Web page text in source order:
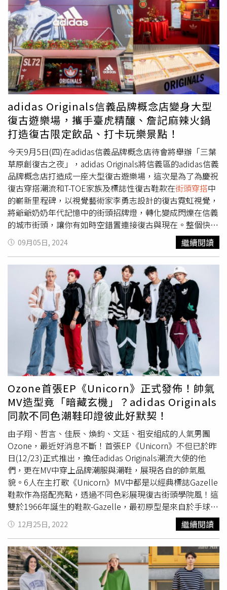
味。（圖／台北晶華酒店提供）另外位於台北晶華酒店B3
的「三燔本家」與北投晶泉丰旅館內的「三燔北投」日式鍋
物料理餐廳，即日起至9/30則推出「夏季限定－黃金檸檬
鍋」，將日本廣島盛行的檸檬涮涮鍋引進台灣。選用屏東小
農種植的「梅爾檸檬」搭配昆布鹽麴湯底，一新消費者的味
蕾。三燔本家以套餐方式提供口感鮮嫩的台灣放牧雞或油脂
甘甜的西班牙伊比利豬作為涮料，每人1,680元+10%起；三
燔北投則主打吃到飽，放牧雞腿肉及丹麥雪花豬肉無限量供
應，優惠價每人1,380元+10%起。點用一般鍋物加價299元
+10%，即可升級為黃金檸檬湯底。※飲酒過量，有害健
康，未滿18歲請勿飲酒
她以大框眼鏡和太陽眼鏡為造型亮點，完美對應 2025 春夏
眼鏡的兩大趨勢：「鮮明個人風格」與「包覆性大框」！潮
流示範：1.學院風 xMiuMiu粗框眼鏡在一套學院風格穿搭
中，Minnie 佩戴了一副 黑色粗大框眼鏡，搭配 白
色 Polo 衫 + 格紋襯衫，輕鬆詮釋 Preppy Chic 學院風，這
款眼鏡來自MiuMiu，其金屬點綴 讓整體造型更顯時髦！
（圖／取自Minnie ig）小編推薦相似款：(上)Oliver
Peoples太陽眼鏡#OV1354T 5035/23,050元，(下)Oliver
Peoples眼鏡 #OV5562U 1780/14,900元。（圖／品牌提
供）2.復古街頭風 x 玳瑁紋眼鏡另一套穿搭中，她選擇了一
副玳瑁紋寬框眼鏡，搭配Miu Miu 套裝，復古氛圍滿滿，這
款眼鏡正好呼應了2025 春夏「包覆性長方框」趨勢，為整
體造型增添一絲復古的韻味。（圖／取自Minnie ig）小編推
薦相似款：Prada太陽眼鏡PRB06SF 17N60B/16,500元。
（圖／取自Minnie ig、品牌提供）邊佑錫都會紳士風 x 俐落
小框眼鏡的高級感型男穿搭韓國新生代男神 邊佑錫，以超
模身材和貴公子氣質 受到粉絲喜愛，他的私服穿搭風格
以 簡約高級感、極簡風格 為主，這次他選擇了多款眼鏡與
太陽眼鏡搭配穿搭，完美展現 2025 春夏的「運動時尚」與
「細框設計」趨勢！潮流示範：1.金屬細邊墨鏡 x 街頭休閒
風邊佑錫戴上一副金屬細邊長邊框墨鏡，搭配灰色 T-shirt
+ 運動長褲，簡單卻不失型格，展現出低調奢華的運動時尚
風。（圖／取自邊佑錫 ig）2.無框眼鏡 x 灰黑色牛仔休閒裝
在另一組穿搭中，他選擇了 金屬無框眼鏡，搭配全黑牛仔
裝，休閒穿搭走在歐洲街頭，這款眼鏡正好符合 2025 春夏
眼鏡的「細框設計」趨勢，展現出優雅且時髦的氛圍。（圖
／取自邊佑錫 ig）小編推薦入手款：今年流行細框的眼鏡或
是太陽眼鏡，可以試試唷！Ray-Ban鏡款 #RB3757 /6,050
元；(下)Ray-Ban眼鏡 #RX6534 3188/5,700元。（圖／品牌
提供）aespa Karina甜美 x酷颯，用太陽眼鏡玩轉時尚作
為 aespa 的門面擔當，Karina 一直以來都是「高級感」與
「未來感」穿搭的代表，這次她在穿搭中搭配了 粉色透明
鏡框、貓眼設計與運動墨鏡，完美演繹 「多彩鏡款」與
「運動時尚」兩大流行趨勢。潮流示範：1.粉色透明眼
鏡 x 夢幻少女感Karina 佩戴 Prada 粉色透明大框眼鏡，搭
配 碎花雪紡洋裝，整體造型溫柔又充滿文藝氣息，這款眼
鏡的 透明鏡框設計 讓她的五官更顯精緻，也符合 「多彩鏡
款」的流行趨勢。（圖／取自KARINA ig）2.黑色運動墨
鏡 x 酷颯機場風在另一組穿搭中，Karina 選擇了 黑色運動
風墨鏡，搭配金屬首飾和搶眼未來感指尖，整體造型帥氣又
帶點未來感，讓人感受到前衛的 2025 春夏最時髦代表。
（圖／取自KARINA ig）小編推薦相似款：(上)Oakley太陽
眼鏡款 #OO9501/13,450元；(下)Oakley太陽眼鏡款
#OO9490/13,450元。（圖／品牌提供）3.萬年不敗戴帽琥
珀玳瑁紋款Karina街頭穿搭搭配超大框的玳瑁紋琥珀色款，
絕對是每幾年就回流行回來的經典款式，氣場強大又顯白，
真的是必收款！（圖／取自KARINA ig）其他推薦款式：寬
版的奇異博士款型也是今年流行的太陽眼鏡款，大家也可以
adidas Originals信義品牌概念店變身大型
復古遊樂場，攜手臺虎精釀、詹記麻辣火鍋
打造復古限定飲品、打卡玩樂景點！
今天9月5日(四)在adidas信義品牌概念店待會將舉辦「三葉
草原創復古之夜」，adidas Originals將信義區的adidas信義
品牌概念店打造成一座大型復古遊樂場，這次是為了為慶祝
復古穿搭潮流和T-TOE家族及標誌性復古鞋款在街頭穿搭中
的嶄新里程碑，以視覺藝術家李勇志設計的復古霓虹視覺，
將爺爺奶奶年代記憶中的街頭招牌燈，轉化變成閃爍在信義
的城市街頭，讓你有如時空錯置連接復古與現在。整個快閃
或棟將會一路持續到周日，粉絲們有空快來朝聖打卡。（圖
／品牌提供）一進入店內，會先看到三葉草時光與復古電視
機坐鎮入口，帶你進入時光隧道，矗立於店內中央的紅色布
幕大舞台，重現黃金年代的表演場景。（圖／品牌提供）因
應場景，adidas Originals三葉草原創復古之夜更攜手臺虎精
釀、詹記麻辣火鍋三方跨界，致敬新台潮！活動上adidas
Originals更邀請靈魂歌手9m88創作才子高爾宣OSN到場獻
唱並邀請DJ賴皮演出三人以音樂致敬美好年代。adidas
Originals也將復古浪潮延續台北信義整個週末從9月6日(五)
至9月8日(日)整個週末三葉草原創復古裝置將在信義威秀中
庭登場貫徹新世代街頭男女原創且獨一無二的穿搭靈魂一同
穿越時空進入復古黃金年代（圖／品牌提供）臺虎精釀限定
復古特調、記麻辣火鍋經典台式小點增添台味adidas
Originals因應新生代最愛的國民台潮美食，特別攜手時下年
輕世代最愛的兩大台式餐飲品牌臺虎精釀與詹記麻辣火鍋，
一同慶賀三葉草原創精神。 在 Instagram 查看這則貼文 從
Instagram 分享的貼文 新世代品飲文化的代表「臺虎精
釀」，不甘無聊的創意力注入，以好喝的酒說故事，在街頭
結交到朋友。延續8月份於臺虎信義店推出的adidas
Originals限定紅藍雙色特調，也於三葉草復古原創之夜登
場！而跨世代都喜愛的「詹記麻辣火鍋」，也將國人熱愛火
鍋美食的團聚文化帶至三葉草元創復古之夜上，以街頭小點
喚起大眾復刻回憶，包括標誌性雪寶小點與白菊烏梅狗汁，
清涼消暑展現濃濃的台式氣息，趕快來這，手握懷舊小點並
以三葉草復古穿搭，勢必成為街頭焦點，IG紅人！這次快閃
活動adidas Originals也推出多款三方聯名的精美限量抽獎小
禮，包含印有三葉草、臺虎精釀與詹記三方LOGO的啤酒對
杯，以及展現台潮文化精髓的插圖貼紙，邀請全城瘋狂台
潮，一起讓復古潮流持續燃燒！（圖／黃筱婷攝）「詹記麻
09月05日, 2024 繼續閱讀
Ozone首張EP《Unicorn》正式發佈！帥氣
MV造型竟「暗藏玄機」？adidas Originals
同款不同色潮鞋印證彼此好默契！
由子翔、哲言、佳辰、煥鈞、文廷、祖安組成的人氣男團
Ozone，最近好消息不斷！首張EP《Unicorn》不但已於昨
日(12/23)正式推出，擔任adidas Originals潮流大使的他
們，更在MV中穿上品牌潮服與潮鞋，展現各自的帥氣風
貌。6人在主打歌《Unicorn》MV中都是以經典標誌Gazelle
鞋款作為搭配亮點，透過不同色彩展現復古街頭學院風！這
雙於1966年誕生的鞋款-Gazelle，最初原型是來自於手球與
運動場上的鞋履，經改良後的流線鞋型、麂皮材質、白色三
條線和側面燙金標誌的特色，成為名人爭相愛戴的復古穿搭
鞋款，如足球金童貝克漢、超模凱特摩絲、吉賽爾與等名人
都曾上腳，而2022年末Gazelle再次回歸，除了經典的黑、
紅、藍之外，Ozone於MV中也穿上磚紅橘與復古綠的全新
配色。adidas Originals Gazelle／3,490元（圖／品牌提
12月25日, 2022 繼續閱讀